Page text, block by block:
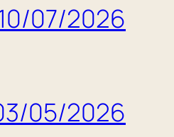
07/2026
05/2026